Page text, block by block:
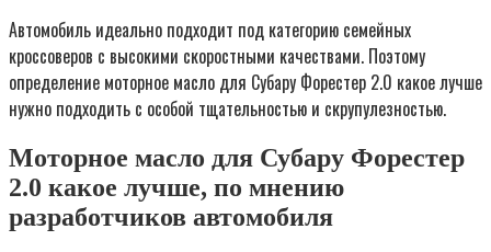
Автомобиль идеально подходит под категорию семейных
кроссоверов с высокими скоростными качествами. Поэтому
определение моторное масло для Субару Форестер 2.0 какое лучше
нужно подходить с особой тщательностью и скрупулезностью.
Моторное масло для Субару Форестер
2.0 какое лучше, по мнению
разработчиков автомобиля